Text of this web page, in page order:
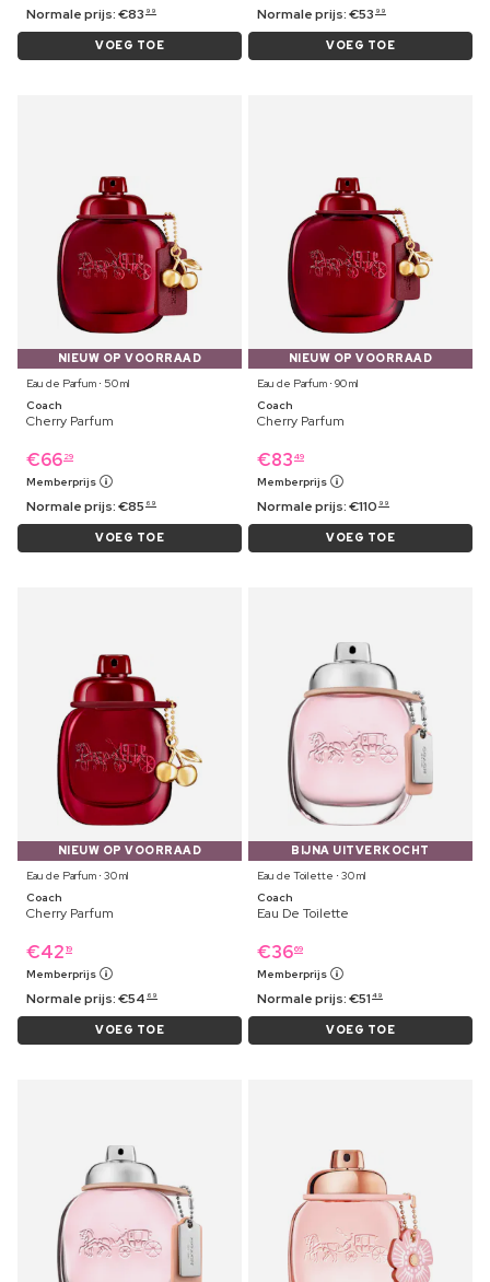
Normale prijs:€83 99
VOEG TOE
Normale prijs:€53 99
VOEG TOE
NIEUW OP VOORRAAD
Eau de Parfum ⋅ 50 ml
Coach
Cherry Parfum
€66 29
Memberprijs
Normale prijs:€85 69
VOEG TOE
NIEUW OP VOORRAAD
Eau de Parfum ⋅ 90 ml
Coach
Cherry Parfum
€83 49
Memberprijs
Normale prijs:€110 99
VOEG TOE
NIEUW OP VOORRAAD
Eau de Parfum ⋅ 30 ml
Coach
Cherry Parfum
€42 19
Memberprijs
Normale prijs:€54 69
VOEG TOE
BIJNA UITVERKOCHT
Eau de Toilette ⋅ 30 ml
Coach
Eau De Toilette
€3669
Memberprijs
Normale prijs:€51 49
VOEG TOE